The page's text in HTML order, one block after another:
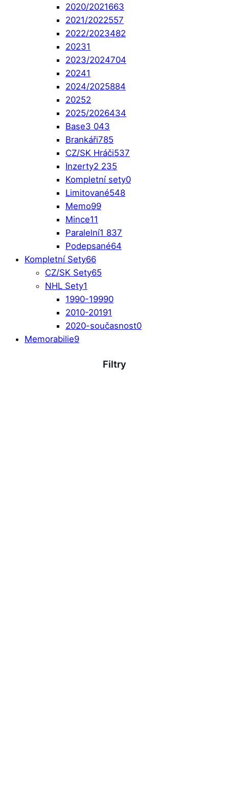
2020/2021663
2021/2022557
2022/2023482
20231
2023/2024704
20241
2024/2025884
20252
2025/2026434
Base3 043
Brankáři785
CZ/SK Hráči537
Inzerty2 235
Kompletní sety0
Limitované548
Memo99
Mince11
Paralelní1 837
Podepsané64
Kompletní Sety66
CZ/SK Sety65
NHL Sety1
1990-19990
2010-20191
2020-současnost0
Memorabilie9
Filtry